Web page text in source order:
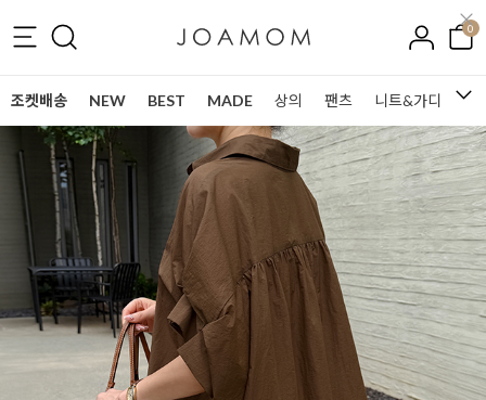
0
조켓배송 NEW BEST MADE 상의 팬츠 니트&가디건